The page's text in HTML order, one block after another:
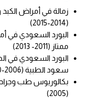
زمالة في أمراض الكبد
(2014-2015)
البورد السعودي في
ممتاز (2011- 2013)
البورد السعودي في
سعود الطبية (2006-2010)
بكالوريوس طب
(2005)